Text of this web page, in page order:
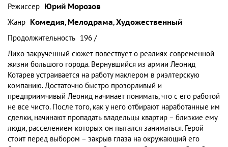
Режиссер Юрий Морозов
Жанр Комедия, Мелодрама,Художественный
Продолжительность 196 /
Лихо закрученный сюжет повествует о реалиях современной
жизни большого города. Вернувшийся из армии Леонид
Котарев устраивается на работу маклером в риэлтерскую
компанию. Достаточно быстро прозорливый и
предприимчивый Леонид начинает понимать, что с его работой
не все чисто. После того, как у него отбирают наработанные им
сделки, начинают пропадать владельцы квартир – близкие ему
люди, расселением которых он пытался заниматься. Герой
стоит перед выбором – закрыв глаза на окружающий его